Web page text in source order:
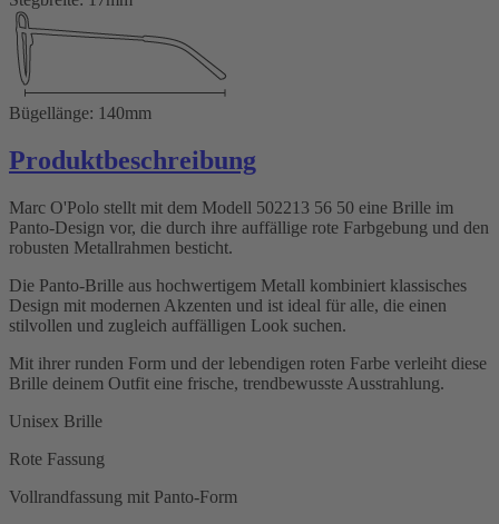
Bügellänge: 140mm
Produktbeschreibung
Marc O'Polo stellt mit dem Modell 502213 56 50 eine Brille im
Panto-Design vor, die durch ihre auffällige rote Farbgebung und den
robusten Metallrahmen besticht.
Die Panto-Brille aus hochwertigem Metall kombiniert klassisches
Design mit modernen Akzenten und ist ideal für alle, die einen
stilvollen und zugleich auffälligen Look suchen.
Mit ihrer runden Form und der lebendigen roten Farbe verleiht diese
Brille deinem Outfit eine frische, trendbewusste Ausstrahlung.
Unisex Brille
Rote Fassung
Vollrandfassung mit Panto-Form